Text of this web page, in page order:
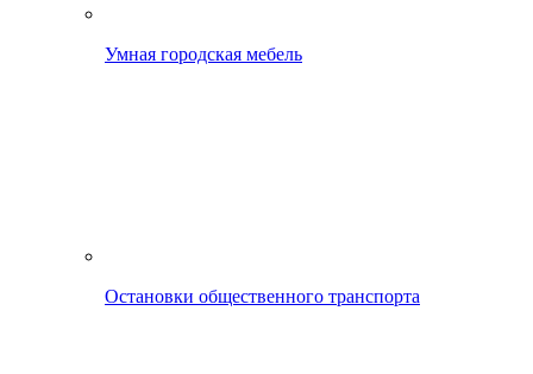
Умная городская мебель
Остановки общественного транспорта